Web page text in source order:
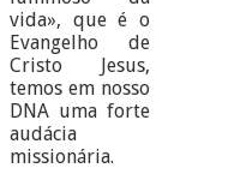
vida», que é o
Evangelho de
Cristo Jesus,
temos em nosso
DNA uma forte
audácia
missionária.